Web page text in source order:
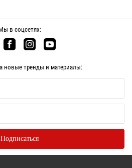
в соцсетях:
новые тренды и материалы: